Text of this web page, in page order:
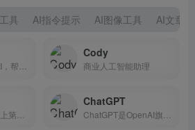
具 AI指令提示 AI图像工具 AI文章
Cody
商业人工智能助理
ChatGPT